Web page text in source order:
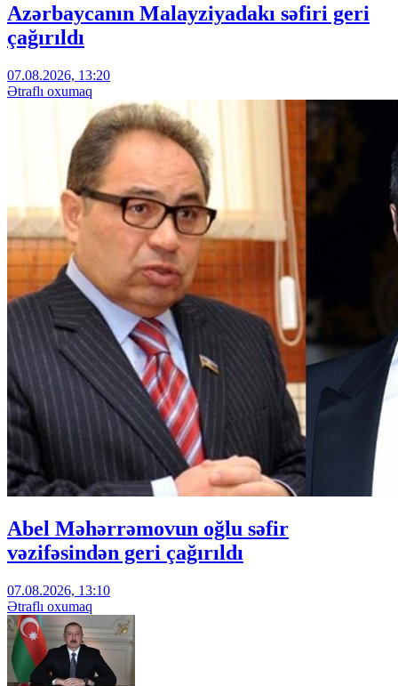
Azərbaycanın Malayziyadakı səfiri geri
çağırıldı
07.08.2026, 13:20
Ətraflı oxumaq
Abel Məhərrəmovun oğlu səfir
vəzifəsindən geri çağırıldı
07.08.2026, 13:10
Ətraflı oxumaq